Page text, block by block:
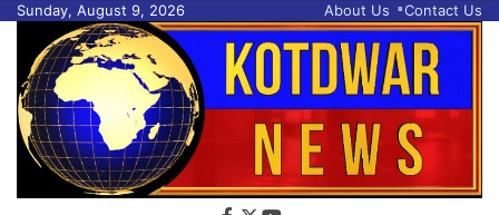
Skip
content
Sunday, August 9, 2026 About Us Contact Us